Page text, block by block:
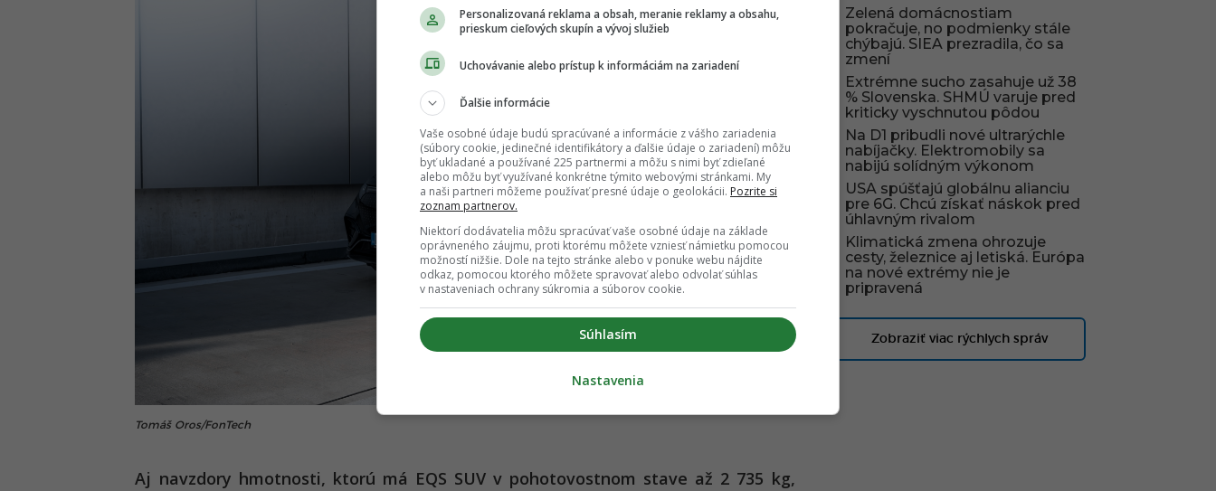
Tomáš Oros/FonTech
Aj navzdory hmotnosti, ktorú má EQS SUV v pohotovostnom stave až 2 735 kg,
Zelená domácnostiam
pokračuje, no podmienky stále
chýbajú. SIEA prezradila, čo sa
zmení
Extrémne sucho zasahuje už 38
% Slovenska. SHMÚ varuje pred
kriticky vyschnutou pôdou
Na D1 pribudli nové ultrarýchle
nabíjačky. Elektromobily sa
nabijú solídným výkonom
USA spúšťajú globálnu alianciu
pre 6G. Chcú získať náskok pred
úhlavným rivalom
Klimatická zmena ohrozuje
cesty, železnice aj letiská. Európa
na nové extrémy nie je
pripravená
Zobraziť viac rýchlych správ
Personalizovaná reklama a obsah, meranie reklamy a obsahu,
prieskum cieľových skupín a vývoj služieb
Uchovávanie alebo prístup k informáciám na zariadení
Ďalšie informácie
Vaše osobné údaje budú spracúvané a informácie z vášho zariadenia
(súbory cookie, jedinečné identifikátory a ďalšie údaje o zariadení) môžu
byť ukladané a používané 225 partnermi a môžu s nimi byť zdieľané
alebo môžu byť využívané konkrétne týmito webovými stránkami. My
a naši partneri môžeme používať presné údaje o geolokácii. Pozrite si
zoznam partnerov.
Niektorí dodávatelia môžu spracúvať vaše osobné údaje na základe
oprávneného záujmu, proti ktorému môžete vzniesť námietku pomocou
možností nižšie. Dole na tejto stránke alebo v ponuke webu nájdite
odkaz, pomocou ktorého môžete spravovať alebo odvolať súhlas
v nastaveniach ochrany súkromia a súborov cookie.
Súhlasím
Nastavenia